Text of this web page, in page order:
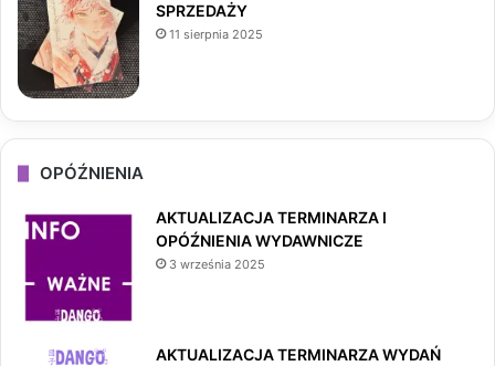
SPRZEDAŻY
11 sierpnia 2025
OPÓŹNIENIA
AKTUALIZACJA TERMINARZA I
OPÓŹNIENIA WYDAWNICZE
3 września 2025
AKTUALIZACJA TERMINARZA WYDAŃ